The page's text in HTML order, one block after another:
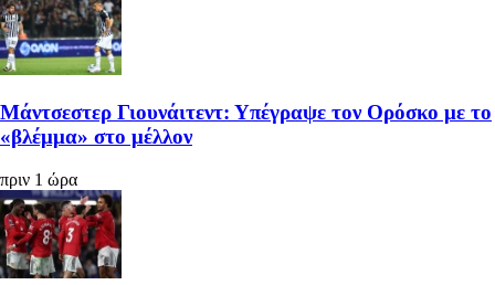
Μάντσεστερ Γιουνάιτεντ: Υπέγραψε τον Ορόσκο με το
«βλέμμα» στο μέλλον
πριν 1 ώρα